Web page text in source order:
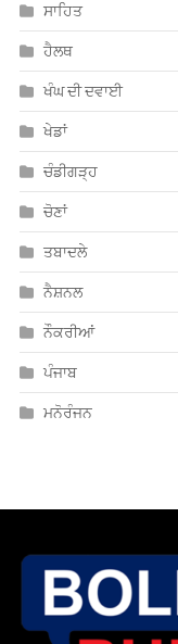
ਸਾਹਿਤ
ਹੈਲਥ
ਖੰਘ ਦੀ ਦਵਾਈ
ਖੇਡਾਂ
ਚੰਡੀਗੜ੍ਹ
ਚੋਣਾਂ
ਤਬਾਦਲੇ
ਨੈਸ਼ਨਲ
ਨੌਕਰੀਆਂ
ਪੰਜਾਬ
ਮਨੋਰੰਜਨ